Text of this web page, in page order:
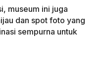
museum ini juga
dan spot foto yang
sempurna untuk